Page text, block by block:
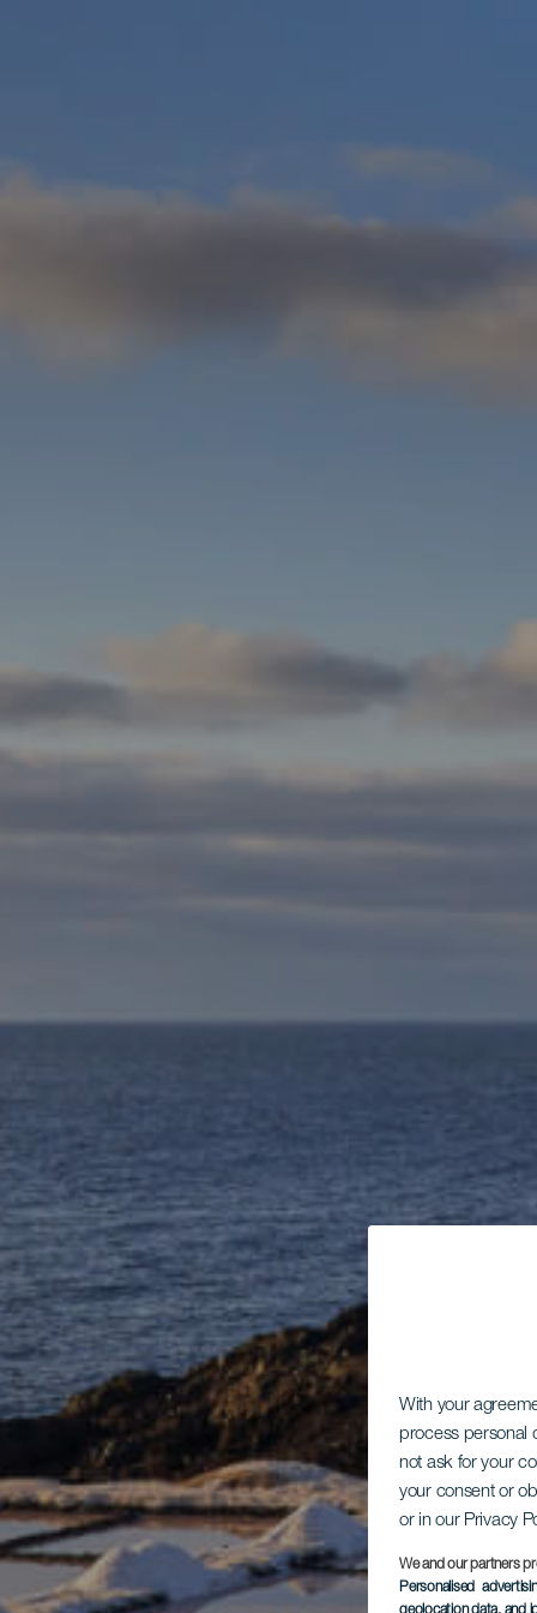
With your
process personal
not ask for your
your consent or
or in our Privacy
We and our partners
Personalised